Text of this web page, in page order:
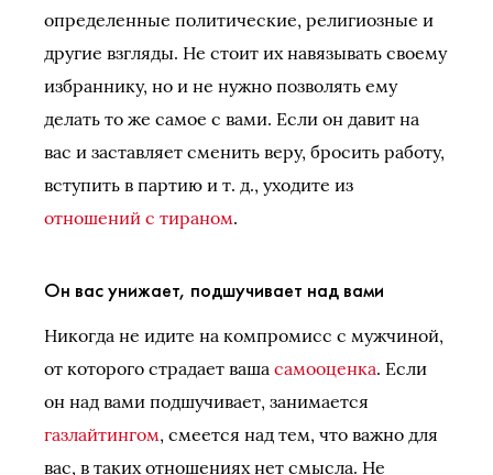
определенные политические, религиозные и
другие взгляды. Не стоит их навязывать своему
избраннику, но и не нужно позволять ему
делать то же самое с вами. Если он давит на
вас и заставляет сменить веру, бросить работу,
вступить в партию и т. д., уходите из
отношений с тираном.
Он вас унижает, подшучивает над вами
Никогда не идите на компромисс с мужчиной,
от которого страдает ваша самооценка. Если
он над вами подшучивает, занимается
газлайтингом, смеется над тем, что важно для
вас, в таких отношениях нет смысла. Не